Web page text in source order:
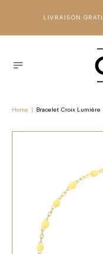
LIVRAISON
Home Bracelet Croix Lumière